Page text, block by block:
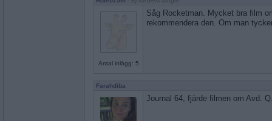
Antal inlägg: 5
Såg Rocketman. Mycket bra film
rekommendera den. Om man
Farahdiba
Journal 64, fjärde filmen om Avd.